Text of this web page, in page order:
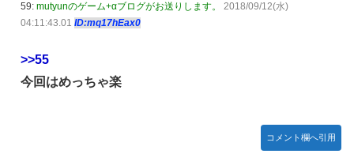
59: mutyunのゲーム+αブログがお送りします。
2018/09/12(水)
04:11:43.01 ID:mq17hEax0
>>55
今回はめっちゃ楽
コメント欄へ引用